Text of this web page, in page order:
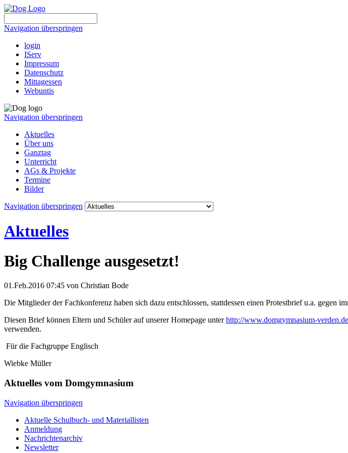
Navigation überspringen
login
IServ
Impressum
Datenschutz
Mittagessen
Webuntis
Navigation überspringen
Aktuelles
Über uns
Ganztag
Unterricht
AGs & Projekte
Termine
Bilder
Navigation überspringen
Aktuelles
Big Challenge ausgesetzt!
01.Feb.2016 07:45 von Christian Bode
Die Mitglieder der Fachkonferenz haben sich dazu entschlossen, stattdessen einen Protestbrief u.a. gegen
Diesen Brief können Eltern und Schüler auf unserer Homepage unterhttp://www.domgymnasium-
verwenden.
Für die Fachgruppe Englisch
Wiebke Müller
Aktuelles vom Domgymnasium
Navigation überspringen
Aktuelle Schulbuch- und Materiallisten
Anmeldung
Nachrichtenarchiv
Newsletter